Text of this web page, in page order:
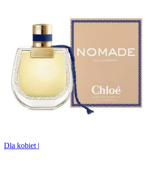
Dla kobiet |